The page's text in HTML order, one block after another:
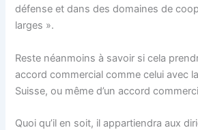
défense et dans des domaines de
larges ».
Reste néanmoins à savoir si cela
accord commercial comme celui avec
Suisse, ou même d’un accord
Quoi qu’il en soit, il appartiendra aux